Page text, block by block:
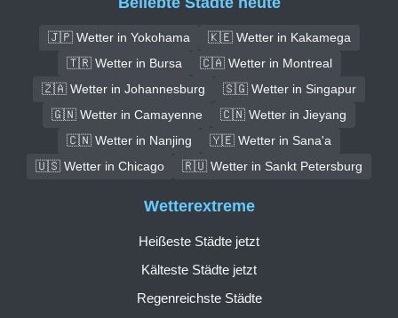
🇯🇵 Wetter in Yokohama
🇰🇪 Wetter in Kakamega
🇹🇷 Wetter in Bursa
🇨🇦 Wetter in Montreal
🇿🇦 Wetter in Johannesburg
🇸🇬 Wetter in Singapur
🇬🇳 Wetter in Camayenne
🇨🇳 Wetter in Jieyang
🇨🇳 Wetter in Nanjing
🇾🇪 Wetter in Sana'a
🇺🇸 Wetter in Chicago
🇷🇺 Wetter in Sankt Petersburg
Wetterextreme
Heißeste Städte jetzt
Kälteste Städte jetzt
Regenreichste Städte